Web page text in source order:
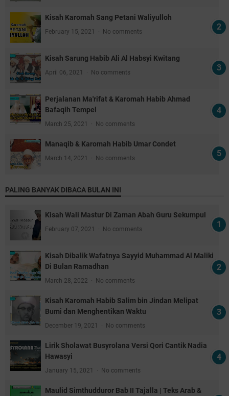
Kisah Karomah Sang Petani Waliyulloh
February 15, 2021 No comments
Kisah Sarung Habib Ali Al Habsyi Kwitang
April 06, 2021 No comments
Perjalanan Ma'rifat & Karomah Habib Ahmad
Bafaqih Tempel
March 25, 2021 No comments
Manaqib & Karomah Habib Umar Condet
March 14, 2021 No comments
PALING BANYAK DIBACA BULAN INI
Kisah Wali Mastur Di Zaman Abah Guru Sekumpul
February 07, 2021 No comments
Kisah Dibalik Wafatnya Sayyid Muhammad Al Maliki
Di Bulan Ramadhan
March 28, 2022 No comments
Kisah Karomah Habib Salim bin Jindan Melipat
Bumi dan Menghentikan Waktu
December 19, 2021 No comments
Lirik Sholawat Busyrolana Versi Qori Cantik Nadia
Hawasyi
January 15, 2021 No comments
Maulid Simthudduror Bab II Tajalla | Teks Arab &